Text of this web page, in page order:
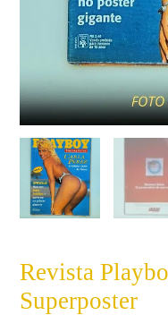
Revista
Superposter